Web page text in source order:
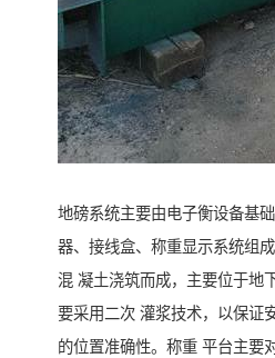
地磅系统主要由电子衡设备基
器、接线盒、称重显示系统组
混 凝土浇筑而成，主要位于地
要采用二次 灌浆技术，以保证
的位置准确性。称重 平台主要